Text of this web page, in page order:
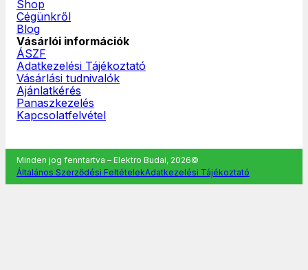
Shop
Cégünkről
Blog
Vásárlói információk
ÁSZF
Adatkezelési Tájékoztató
Vásárlási tudnivalók
Ajánlatkérés
Panaszkezelés
Kapcsolatfelvétel
Minden jog fenntartva – Elektro Budai, 2026©
Általános Szerződési FeltételekAdatkezelési Tájékoztató